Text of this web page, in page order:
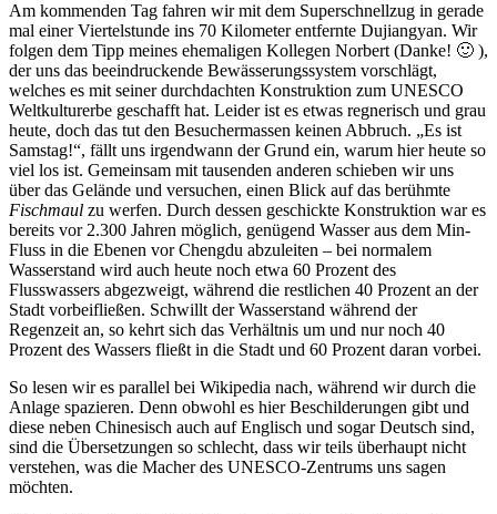
Am kommenden Tag fahren wir mit dem Superschnellzug in gerade
mal einer Viertelstunde ins 70 Kilometer entfernte Dujiangyan. Wir
folgen dem Tipp meines ehemaligen Kollegen Norbert (Danke! 🙂 ),
der uns das beeindruckende Bewässerungssystem vorschlägt,
welches es mit seiner durchdachten Konstruktion zum UNESCO
Weltkulturerbe geschafft hat. Leider ist es etwas regnerisch und grau
heute, doch das tut den Besuchermassen keinen Abbruch. „Es ist
Samstag!“, fällt uns irgendwann der Grund ein, warum hier heute so
viel los ist. Gemeinsam mit tausenden anderen schieben wir uns
über das Gelände und versuchen, einen Blick auf das berühmte
Fischmaul zu werfen. Durch dessen geschickte Konstruktion war es
bereits vor 2.300 Jahren möglich, genügend Wasser aus dem Min-
Fluss in die Ebenen vor Chengdu abzuleiten – bei normalem
Wasserstand wird auch heute noch etwa 60 Prozent des
Flusswassers abgezweigt, während die restlichen 40 Prozent an der
Stadt vorbeifließen. Schwillt der Wasserstand während der
Regenzeit an, so kehrt sich das Verhältnis um und nur noch 40
Prozent des Wassers fließt in die Stadt und 60 Prozent daran vorbei.
So lesen wir es parallel bei Wikipedia nach, während wir durch die
Anlage spazieren. Denn obwohl es hier Beschilderungen gibt und
diese neben Chinesisch auch auf Englisch und sogar Deutsch sind,
sind die Übersetzungen so schlecht, dass wir teils überhaupt nicht
verstehen, was die Macher des UNESCO-Zentrums uns sagen
möchten.